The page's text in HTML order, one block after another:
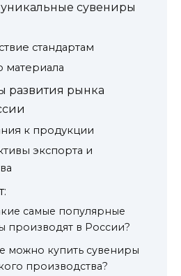
уникальные сувениры
стандартам
материала
развития рынка
к продукции
экспорта и
самые популярные
производят в России?
можно купить сувениры
производства?